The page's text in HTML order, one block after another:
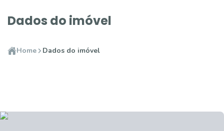
Dados do imóvel
Home Dados do imóvel